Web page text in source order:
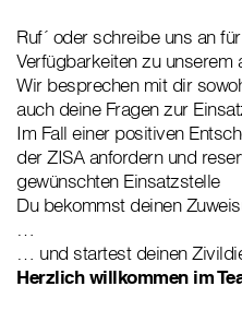
Ruf´ oder schreibe uns an
Verfügbarkeiten zu unserem
Wir besprechen mit dir
auch deine Fragen zur
Im Fall einer positiven
der ZISA anfordern und
gewünschten Einsatzstelle
Du bekommst deinen
…
… und startest deinen
Herzlich willkommen im